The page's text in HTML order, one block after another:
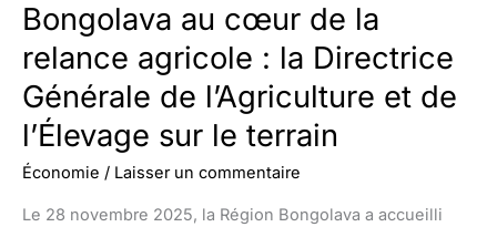
Bongolava au cœur de la
relance agricole : la Directrice
Générale de l’Agriculture et de
l’Élevage sur le terrain
Économie / Laisser un commentaire
Le 28 novembre 2025, la Région Bongolava a accueilli